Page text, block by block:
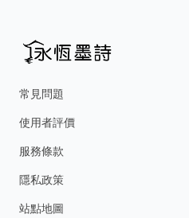
常見問題
使用者評價
服務條款
隱私政策
站點地圖